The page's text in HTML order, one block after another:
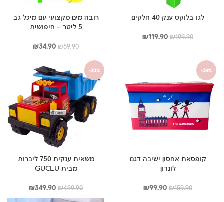
לגו בלוקס ענק 40 חלקים
₪199.90
המחיר₪119.90
המחיר
רובה מים מקצועי עם מיכל גב
5 ליטר – חיפושית
₪59.90
המחיר
היה:
₪59.90.
₪34.90
המחיר
₪34.90.
-38%
קופסאת אחסון ישיבה דגם
לונדון
₪159.90
המחיר₪99.90
המחיר
-30%
משאית ענקית 750 ליברות
מבית GUCLU
₪499.90
המחיר
המקורי
₪349.90
המחיר
הנוכחי